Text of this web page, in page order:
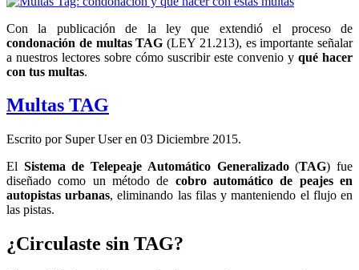
Con la publicación de la ley que extendió el proceso de
condonación de multas TAG (LEY 21.213), es importante señalar
a nuestros lectores sobre cómo suscribir este convenio y qué hacer
con tus multas.
Multas TAG
Escrito por Super User en 03 Diciembre 2015.
El Sistema de Telepeaje Automático Generalizado(TAG) fue
diseñado como un método de cobro automático de peajes en
autopistas urbanas, eliminando las filas y manteniendo el flujo en
las pistas.
¿Circulaste sin TAG?